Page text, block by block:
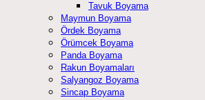
Tavuk Boyama
Maymun Boyama
Ördek Boyama
Örümcek Boyama
Panda Boyama
Rakun Boyamaları
Salyangoz Boyama
Sincap Boyama